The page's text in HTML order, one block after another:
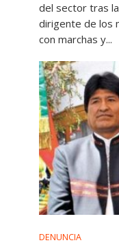
del sector tras
dirigente de los
con marchas y...
DENUNCIA